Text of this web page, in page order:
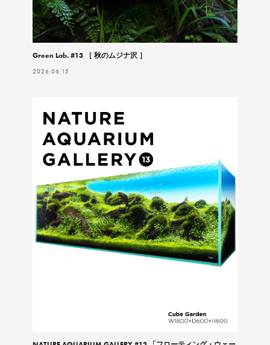
Green Lab. #13 ［ 秋のムジナ沢 ］
2026.06.15